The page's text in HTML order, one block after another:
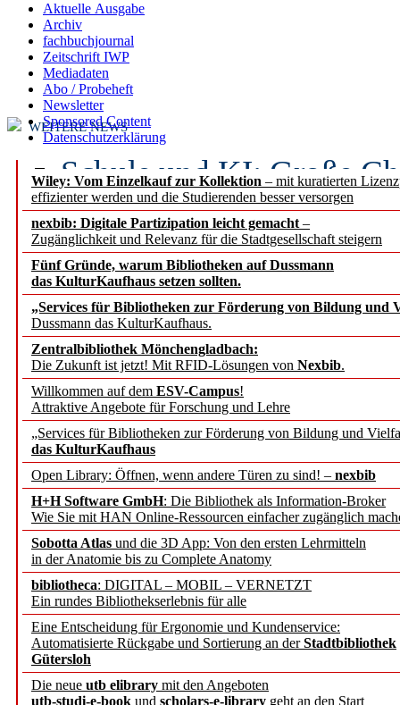
Aktuelle Ausgabe
Archiv
fachbuchjournal
Zeitschrift IWP
Mediadaten
Abo / Probeheft
Newsletter
Sponsored Content
Datenschutzerklärung
Wiley: Vom Einzelkauf zur Kollektion – mit kuratierten
effizienter werden und die Studierenden besser versorgen
nexbib: Digitale Partizipation leicht gemacht –
Zugänglichkeit und Relevanz für die Stadtgesellschaft steigern
Fünf Gründe, warum Bibliotheken auf Dussmann
das KulturKaufhaus setzen sollten.
„Services für Bibliotheken zur Förderung von Bildung und
Dussmann das KulturKaufhaus.
Zentralbibliothek Mönchengladbach:
Die Zukunft ist jetzt! Mit RFID-Lösungen von Nexbib.
Willkommen auf dem ESV-Campus!
Attraktive Angebote für Forschung und Lehre
„Services für Bibliotheken zur Förderung von Bildung und
das KulturKaufhaus
Open Library: Öffnen, wenn andere Türen zu sind! – nexbib
H+H Software GmbH: Die Bibliothek als Information-Broker
Wie Sie mit HAN Online-Ressourcen einfacher zugänglich
Sobotta Atlas und die 3D App: Von den ersten Lehrmitteln
in der Anatomie bis zu Complete Anatomy
bibliotheca: DIGITAL – MOBIL – VERNETZT
Ein rundes Bibliothekserlebnis für alle
Eine Entscheidung für Ergonomie und Kundenservice:
Automatisierte Rückgabe und Sortierung an derStadtbibliothek
Gütersloh
Die neue utb elibrary mit den Angeboten
utb-studi-e-book und scholars-e-library geht an den Start
WEITERE NEWS
Schule und KI: Große
Voraussetzungen
Erfolgreiches erstes
Segment Research –
angepasst
konstruktiv!
Mohr Siebeck
und die Zeitschrift für
Francke Attempto
EBSCO Information
Recherchefunktionen in
Sorbisches Institut neu
Geschichte und